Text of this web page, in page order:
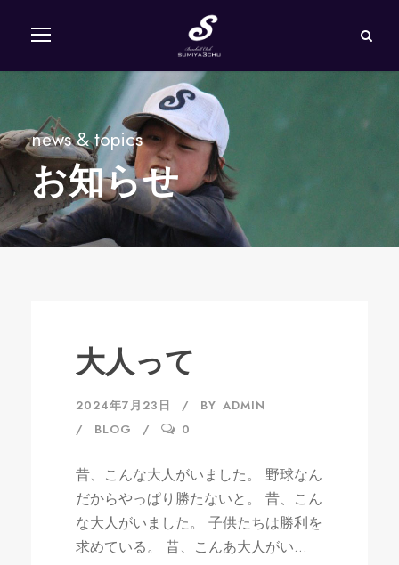
news & topics
お知らせ
大人って
2024年7月23日 BY ADMIN
BLOG
0
昔、こんな大人がいました。 野球なん
だからやっぱり勝たないと。 昔、こん
な大人がいました。 子供たちは勝利を
求めている。 昔、こんあ大人がい...